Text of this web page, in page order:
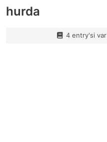
hurda
4 entry'si var